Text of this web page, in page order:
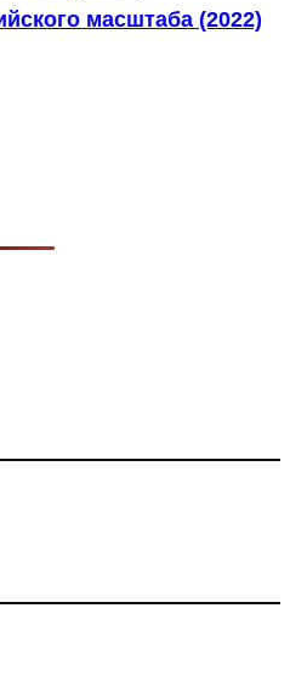
масштаба (2022)